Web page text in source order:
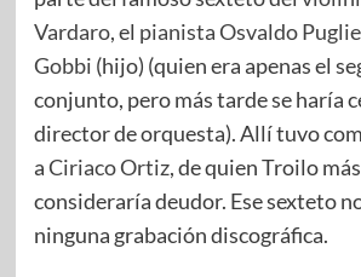
Vardaro, el pianistaOsvaldo
Gobbi (hijo) (quien era apenas el
conjunto, pero más tarde se haría
director de orquesta). Allí tuvo
aCiriaco Ortiz, de quien Troilo
consideraría deudor. Ese sexteto
ninguna grabación discográfica.